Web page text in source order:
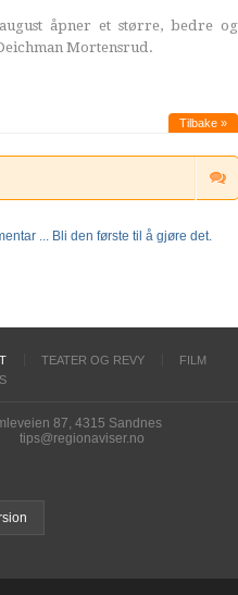
åpner et større, bedre og
Mortensrud.
Tilbake »
... Bli den første til å gjøre det.
TEATER OG REVY
FILM
87, 4315 Sandnes
tips@regionaviser.no